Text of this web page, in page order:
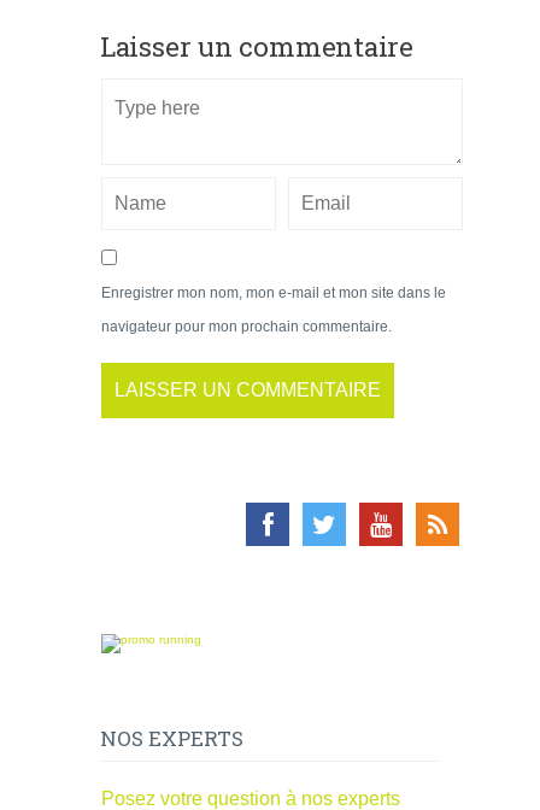
Laisser un commentaire
Enregistrer mon nom, mon e-mail et mon site dans le
navigateur pour mon prochain commentaire.
NOS EXPERTS
Posez votre question à nos experts